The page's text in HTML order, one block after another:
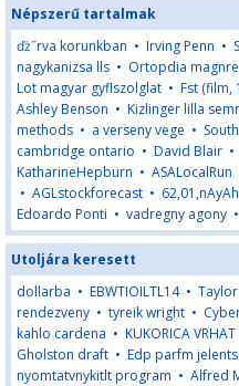
Népszerű tartalmak
ďż˝rva korunkban • Irving Penn •
nagykanizsa lls • Ortopdia
Lot magyar gyflszolglat • Fst (film,
Ashley Benson • Kizlinger lilla
methods • a verseny vege •
cambridge ontario • David Blair •
KatharineHepburn • ASALocalRun
• AGLstockforecast •
Edoardo Ponti • vadregny agony •
Utoljára keresett
dollarba • EBWTIOILTL14•
rendezveny • tyreik wright •
kahlo cardena • KUKORICA VRHAT
Gholston draft • Edp parfm
nyomtatvnykitlt program • Alfred